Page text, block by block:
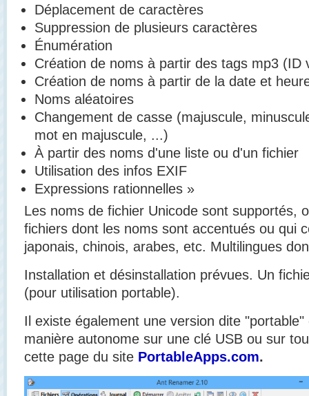
Déplacement de caractères
Suppression de plusieurs caractères
Énumération
Création de noms à partir des tags mp3 (ID
Création de noms à partir de la date et
Noms aléatoires
Changement de casse (majuscule,
mot en majuscule, ...)
À partir des noms d'une liste ou d'un fichier
Utilisation des infos EXIF
Expressions rationnelles »
Les noms de fichier Unicode sont supportés,
fichiers dont les noms sont accentués ou qui
japonais, chinois, arabes, etc. Multilingues
Installation et désinstallation prévues. Un
(pour utilisation portable).
Il existe également une version dite
manière autonome sur une clé USB ou sur
cette page du site PortableApps.com.